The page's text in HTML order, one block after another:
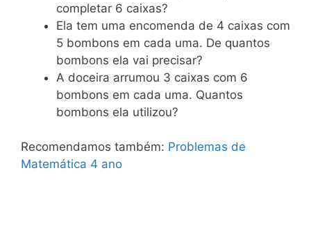
completar 6 caixas?
Ela tem uma encomenda de 4 caixas com
5 bombons em cada uma. De quantos
bombons ela vai precisar?
A doceira arrumou 3 caixas com 6
bombons em cada uma. Quantos
bombons ela utilizou?
Recomendamos também: Problemas de
Matemática 4 ano